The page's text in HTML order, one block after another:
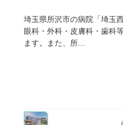
埼玉県所沢市の病院「埼玉
眼科・外科・皮膚科・歯科
ます。また、所...